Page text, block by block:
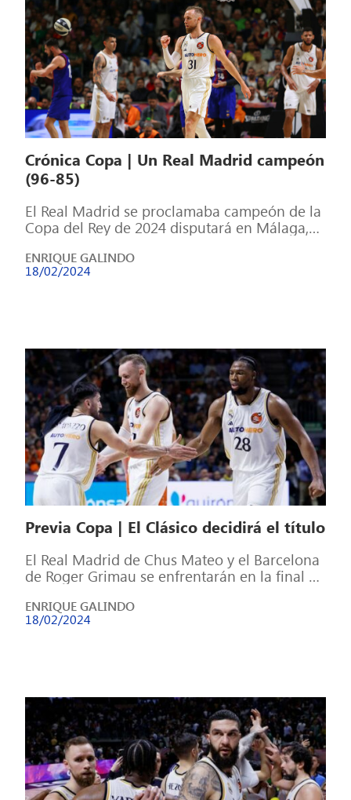
Crónica Copa | Un Real Madrid campeón
(96-85)
El Real Madrid se proclamaba campeón de la
Copa del Rey de 2024 disputará en Málaga,
ENRIQUE GALINDO
18/02/2024
Previa Copa | El Clásico decidirá el título
El Real Madrid de Chus Mateo y el Barcelona
de Roger Grimau se enfrentarán en la final de
ENRIQUE GALINDO
18/02/2024